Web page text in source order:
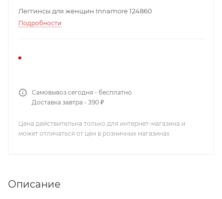
Леггинсы для женщин Innamore 124860
Подробности
Самовывоз сегодня - бесплатно
Доставка завтра - 390 ₽
Цена действительна только для интернет-магазина и
может отличаться от цен в розничных магазинах
Описание